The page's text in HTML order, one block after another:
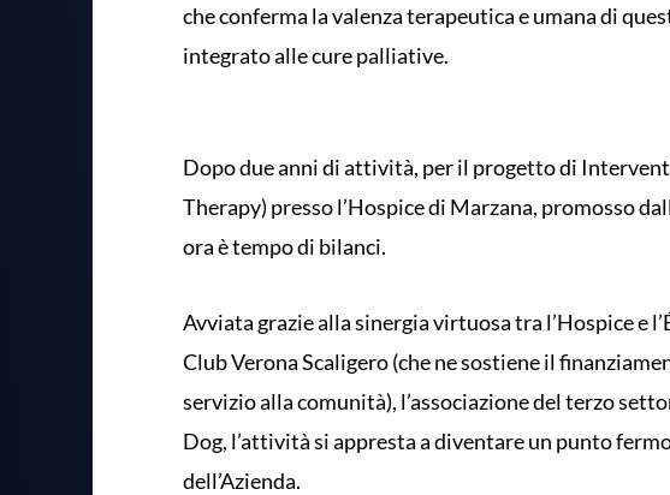
che conferma la valenza terapeutica e umana di
integrato alle cure palliative.
Dopo due anni di attività, per il progetto di
Therapy) presso l’Hospice di Marzana, promosso
ora è tempo di bilanci.
Avviata grazie alla sinergia virtuosa tra l’Hospice e
Club Verona Scaligero (che ne sostiene il
servizio alla comunità), l’associazione del terzo
Dog, l’attività si appresta a diventare un punto
dell’Azienda.